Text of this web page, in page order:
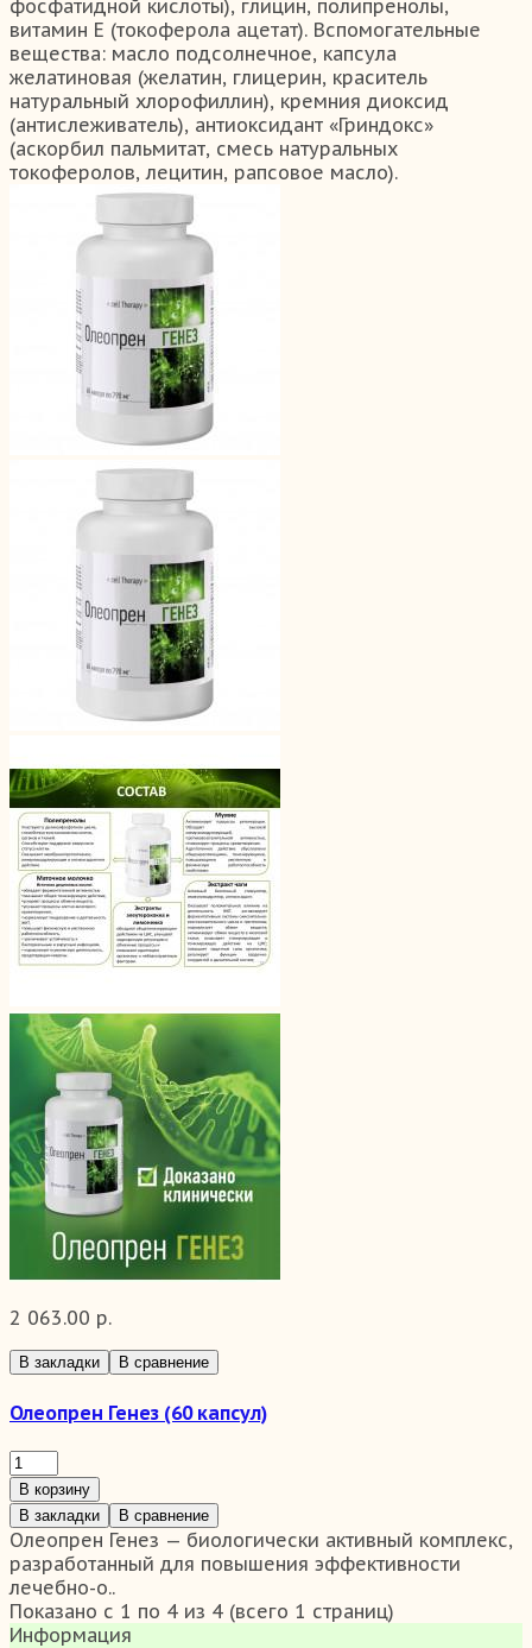
фосфатидной кислоты), глицин, полипренолы,
витамин Е (токоферола ацетат). Вспомогательные
вещества: масло подсолнечное, капсула
желатиновая (желатин, глицерин, краситель
натуральный хлорофиллин), кремния диоксид
(антислеживатель), антиоксидант «Гриндокс»
(аскорбил пальмитат, смесь натуральных
токоферолов, лецитин, рапсовое масло).
2 063.00 р.
В закладки В сравнение
Олеопрен Генез (60 капсул)
В корзину
В закладки
В сравнение
Олеопрен Генез — биологически активный комплекс,
разработанный для повышения эффективности
лечебно-о..
Показано с 1 по 4 из 4 (всего 1 страниц)
Информация